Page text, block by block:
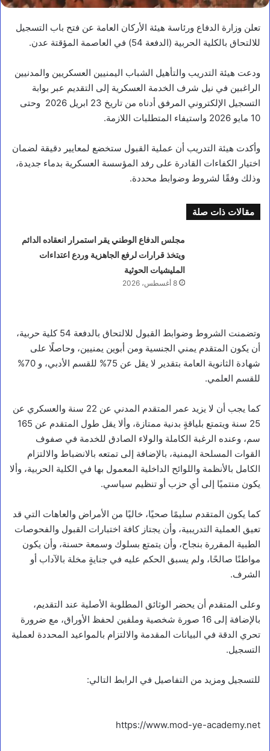
تعلن وزارة الدفاع ورئاسة هيئة الأركان العامة عن فتح باب التسجيل
للالتحاق بالكلية الحربية (الدفعة 54) في العاصمة المؤقتة عدن.
ودعت هيئة التدريب والتأهيل الشباب اليمنيين العسكريين والمدنيين
الراغبين في نيل شرف الخدمة العسكرية إلى التقديم عبر بوابة
التسجيل الإلكتروني المرفق أدناه من تاريخ 23 ابريل 2026 وحتى
10 مايو 2026 واستيفاء المتطلبات اللازمة.
وأكدت هيئة التدريب أن عملية القبول ستخضع لمعايير دقيقة لضمان
اختيار الكفاءات القادرة على رفد المؤسسة العسكرية بدماء جديدة،
وذلك وفقًا لشروط وضوابط محددة.
مقالات ذات صلة
مجلس الدفاع الوطني يقر استمرار انعقاده الدائم
ويتخذ قرارات لرفع الجاهزية وردع اعتداءات
المليشيات الحوثية
8 أغسطس، 2026
وتضمنت الشروط وضوابط القبول للالتحاق بالدفعة 54 كلية حربية،
أن يكون المتقدم يمني الجنسية ومن أبوين يمنيين، وحاصلًا على
شهادة الثانوية العامة بتقدير لا يقل عن 75% للقسم الأدبي، و 70%
للقسم العلمي.
كما يجب أن لا يزيد عمر المتقدم المدني عن 22 سنة والعسكري عن
25 سنة ويتمتع بلياقةٍ بدنية ممتازة، وألا يقل طول المتقدم عن 165
سم، وعنده الرغبة الكاملة والولاء الصادق للخدمة في صفوف
القوات المسلحة اليمنية، بالإضافة إلى تمتعه بالانضباط والالتزام
الكامل بالأنظمة واللوائح الداخلية المعمول بها في الكلية الحربية، وألا
يكون منتميًا إلى أي حزب أو تنظيم سياسي.
كما يكون المتقدم سليمًا صحيًا، خاليًا من الأمراض والعاهات التي قد
تعيق العملية التدريبية، وأن يجتاز كافة اختبارات القبول والفحوصات
الطبية المقررة بنجاح، وأن يتمتع بسلوك وسمعة حسنة، وأن يكون
مواطنًا صالحًا، ولم يسبق الحكم عليه في جنايةٍ مخلة بالآداب أو
الشرف.
وعلى المتقدم أن يحضر الوثائق المطلوبة الأصلية عند التقديم،
بالإضافة إلى 16 صورة شخصية وملفين لحفظ الأوراق، مع ضرورة
تحري الدقة في البيانات المقدمة والالتزام بالمواعيد المحددة لعملية
التسجيل.
للتسجيل ومزيد من التفاصيل في الرابط التالي:
https://www.mod-ye-academy.net